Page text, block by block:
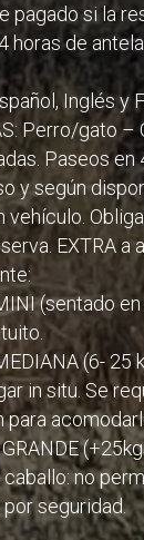
pagado si la
horas de
Inglés y
Perro/gato –
Paseos en
y según
vehículo.
EXTRA a
(sentado en
(6- 25
in situ. Se
para
caballo: no
seguridad.